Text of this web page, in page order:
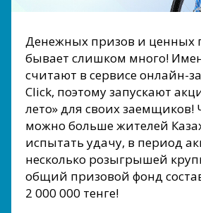
Денежных призов и ценных
бывает слишком много!
считают в сервисе онлайн-
Сlick, поэтому запускают
лето» для своих заемщиков!
можно больше жителей
испытать удачу, в период
несколько розыгрышей
общий призовой фонд
2 000 000 тенге!